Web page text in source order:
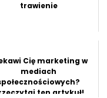
trawienie
Cię marketing w
mediach
ten artykuł!